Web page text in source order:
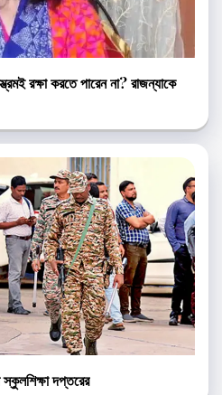
রক্ষা করতে পারেন না? রাজন্যাকে
স্কুলশিক্ষা দপ্তরের